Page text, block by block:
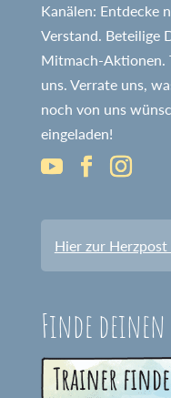
Kanälen: Entdecke
Verstand. Beteilige
Mitmach-Aktionen.
uns. Verrate uns,
noch von uns
eingeladen!
Hier zur Herzpost
Finde